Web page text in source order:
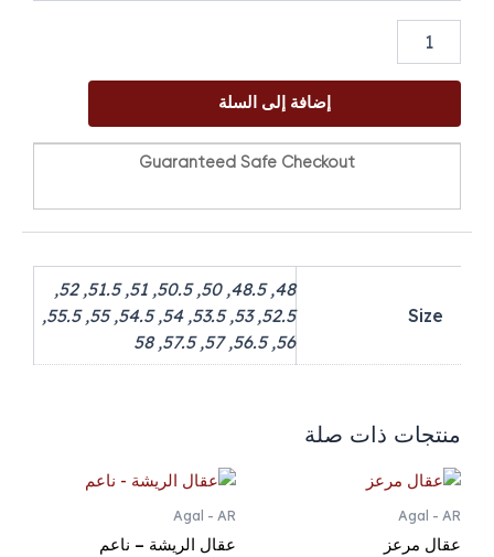
إضافة إلى السلة
Guaranteed Safe Checkout
Size
48, 48.5, 50, 50.5, 51, 51.5, 52,
52.5, 53, 53.5, 54, 54.5, 55, 55.5,
56, 56.5, 57, 57.5, 58
منتجات ذات صلة
Agal - AR
عقال مرعز
Agal - AR
عقال الريشة – ناعم